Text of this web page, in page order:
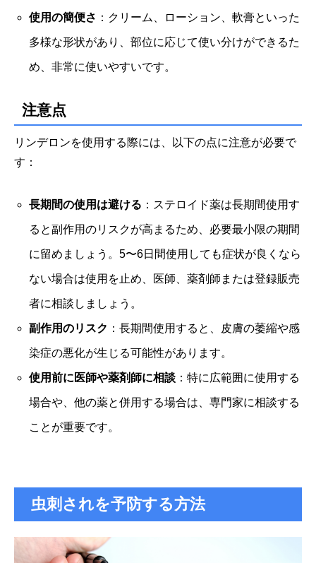
使用の簡便さ ：クリーム、ローション、軟膏といった
多様な形状があり、部位に応じて使い分けができるた
め、非常に使いやすいです。
注意点
リンデロンを使用する際には、以下の点に注意が必要で
す：
長期間の使用は避ける ：ステロイド薬は長期間使用す
ると副作用のリスクが高まるため、必要最小限の期間
に留めましょう。5〜6日間使用しても症状が良くなら
ない場合は使用を止め、医師、薬剤師または登録販売
者に相談しましょう。
副作用のリスク ：長期間使用すると、皮膚の萎縮や感
染症の悪化が生じる可能性があります。
使用前に医師や薬剤師に相談：特に広範囲に使用する
場合や、他の薬と併用する場合は、専門家に相談する
ことが重要です。
虫刺されを予防する方法